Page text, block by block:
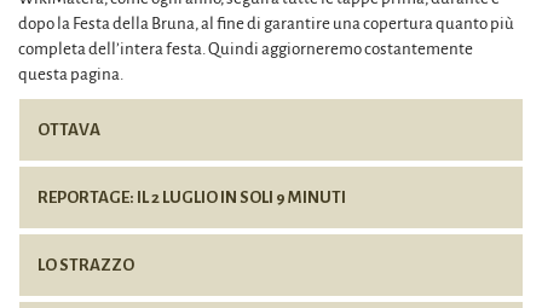
dopo la Festa della Bruna, al fine di garantire una copertura quanto più
completa dell’intera festa. Quindi aggiorneremo costantemente
questa pagina.
OTTAVA
REPORTAGE: IL 2 LUGLIO IN SOLI 9 MINUTI
LO STRAZZO